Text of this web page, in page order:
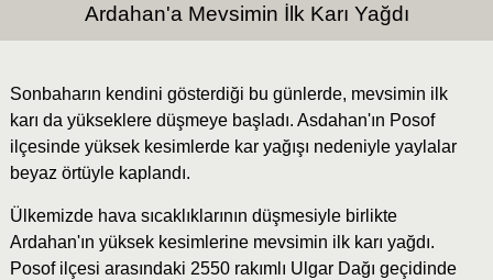
Ardahan'a Mevsimin İlk Karı Yağdı
Sonbaharın kendini gösterdiği bu günlerde, mevsimin ilk
karı da yükseklere düşmeye başladı. Asdahan'ın Posof
ilçesinde yüksek kesimlerde kar yağışı nedeniyle yaylalar
beyaz örtüyle kaplandı.
Ülkemizde hava sıcaklıklarının düşmesiyle birlikte
Ardahan'ın yüksek kesimlerine mevsimin ilk karı yağdı.
Posof ilçesi arasındaki 2550 rakımlı Ulgar Dağı geçidinde